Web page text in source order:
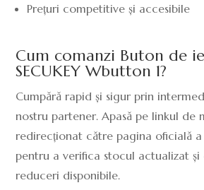
Prețuri competitive și accesibile
Cum comanzi Buton de
SECUKEY Wbutton 1?
Cumpără rapid și sigur prin
nostru partener. Apasă pe linkul de
redirecționat către pagina oficială a
pentru a verifica stocul actualizat și
reduceri disponibile.